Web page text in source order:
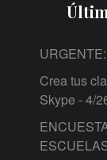
URGENTE:
Crea tus
Skype - 4/